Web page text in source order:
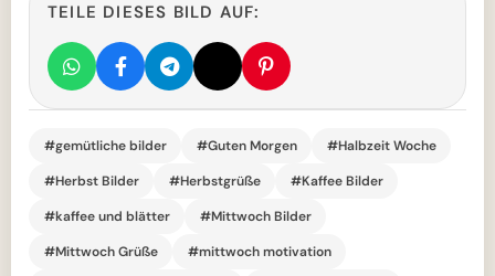
TEILE DIESES BILD AUF:
#gemütliche bilder #Guten Morgen
#Halbzeit Woche
#Herbst Bilder
#Herbstgrüße
#Kaffee Bilder
#kaffee und blätter
#Mittwoch Bilder
#Mittwoch Grüße
#mittwoch motivation